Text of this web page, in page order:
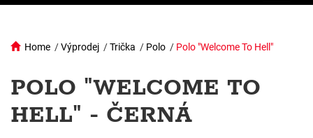
Home /Výprodej /Trička / Polo / Polo "Welcome To Hell"
POLO "WELCOME TO
HELL" - ČERNÁ